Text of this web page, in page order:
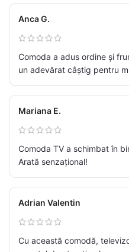
Anca G.
Comoda a adus ordine și
un adevărat câștig pentru
Mariana E.
Comoda TV a schimbat în
Arată senzațional!
Adrian Valentin
Cu această comodă,